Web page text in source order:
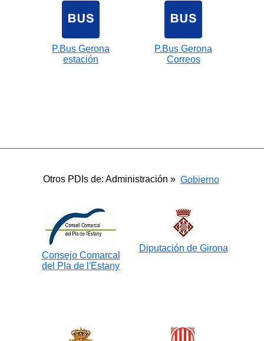
P.Bus Gerona
estación
P.Bus Gerona
Correos
Otros PDIs de: Administración » Gobierno
Consejo Comarcal
del Pla de l'Estany
Diputación de Girona